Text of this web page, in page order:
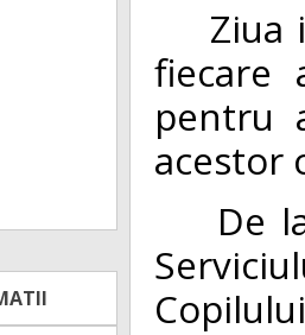
Ziua
fiecare
pentru
acestor
De la